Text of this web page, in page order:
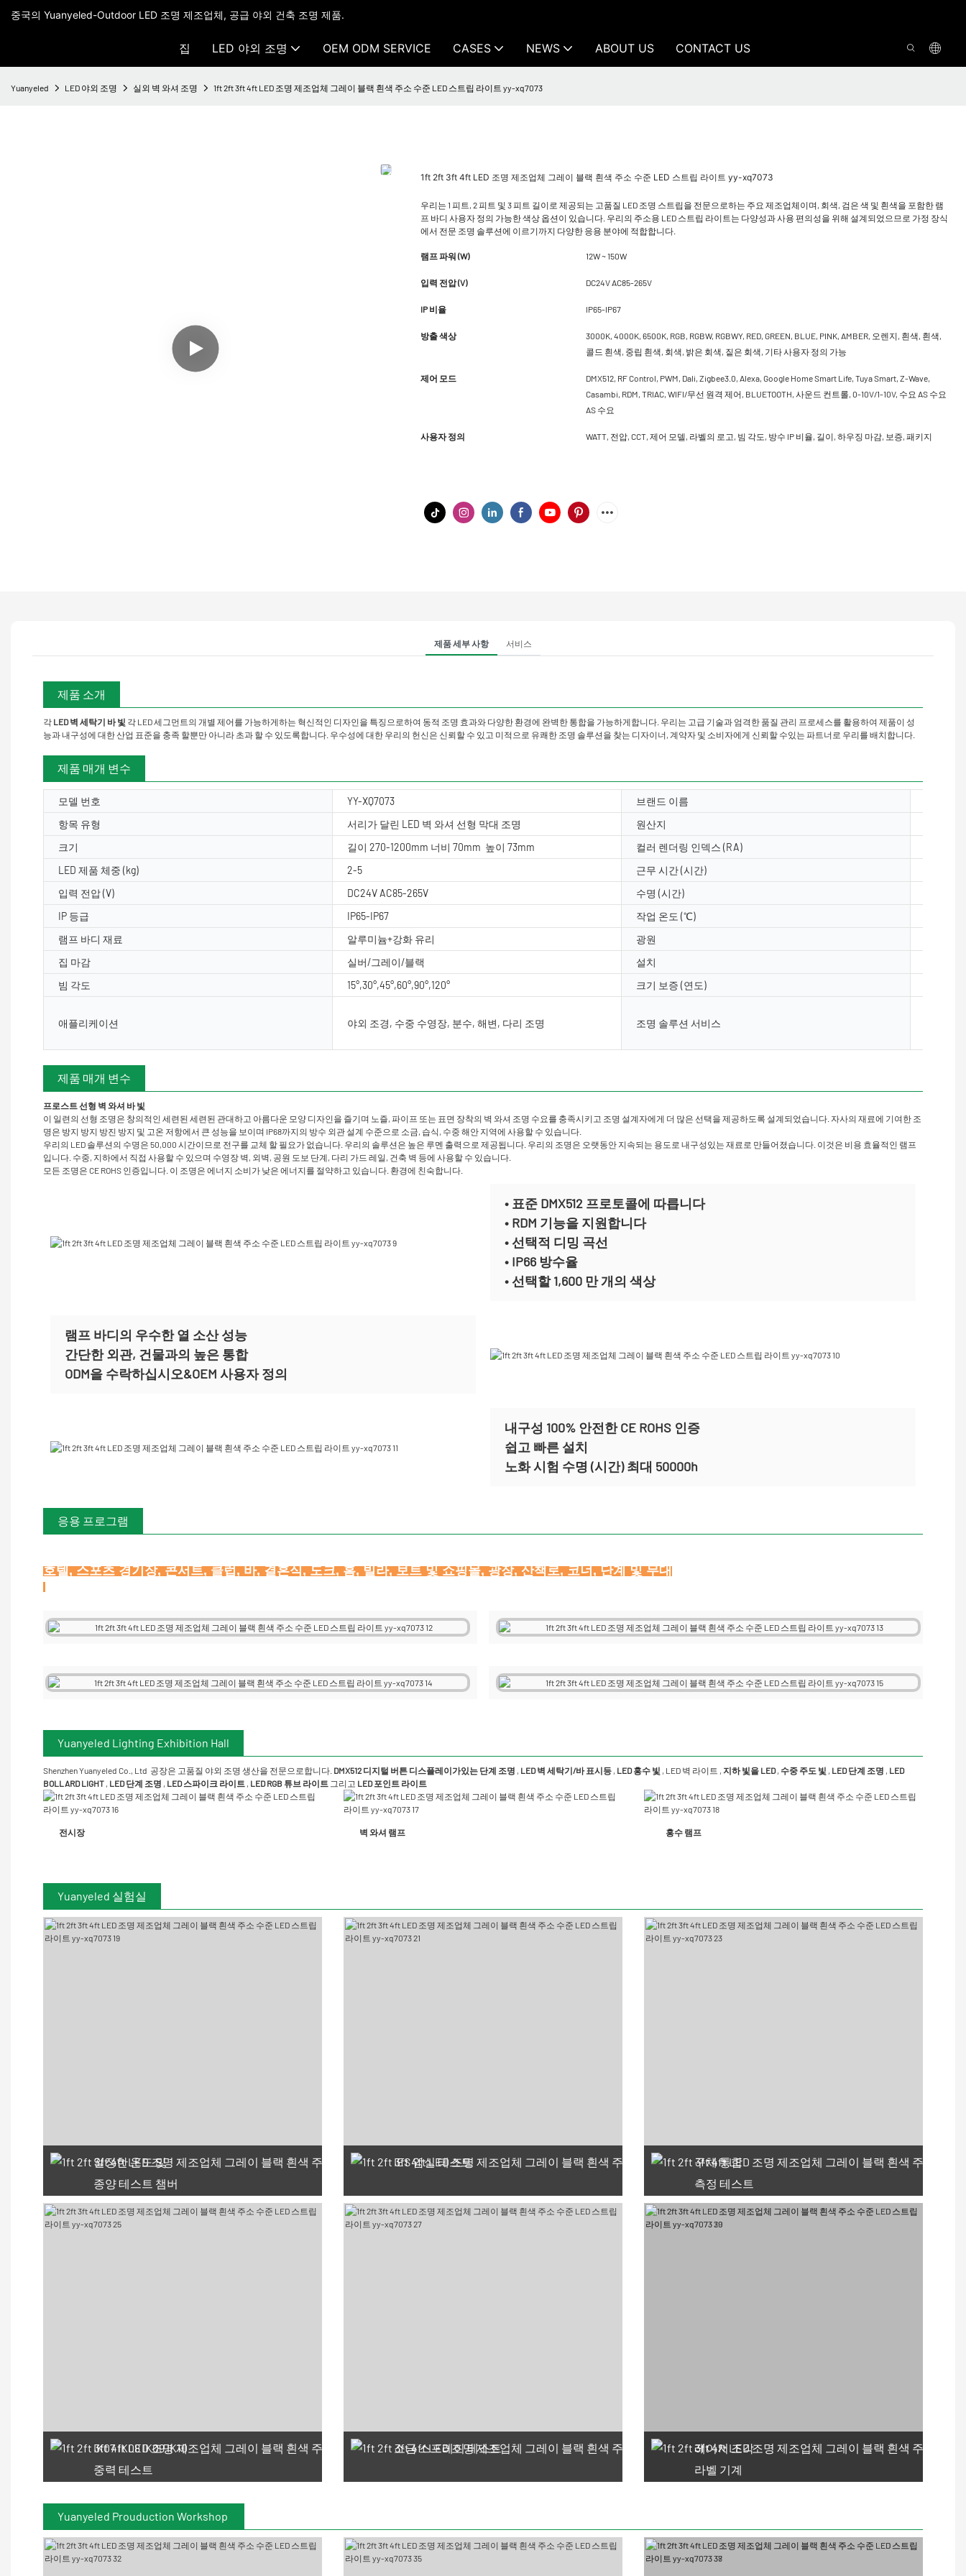
중국의 Yuanyeled-Outdoor LED 조명 제조업체, 공급 야외 건축 조명 제품.
집 LED 야외 조명 OEM ODM SERVICE CASES NEWS ABOUT US CONTACT US
Yuanyeled LED 야외 조명 실외 벽 와셔 조명 1ft 2ft 3ft 4ft LED 조명 제조업체 그레이 블랙 흰색 주소 수준 LED 스트립 라이트 yy-xq7073
1ft 2ft 3ft 4ft LED 조명 제조업체 그레이 블랙 흰색 주소 수준 LED 스트립 라이트 yy-xq7073
우리는 1 피트, 2 피트 및 3 피트 길이로 제공되는 고품질 LED 조명 스트립을 전문으로하는 주요 제조업체이며, 회색, 검은 색 및 흰색을 포함한 램
프 바디 사용자 정의 가능한 색상 옵션이 있습니다. 우리의 주소용 LED 스트립 라이트는 다양성과 사용 편의성을 위해 설계되었으므로 가정 장식
에서 전문 조명 솔루션에 이르기까지 다양한 응용 분야에 적합합니다.
램프 파워 (W) 12W ~ 150W
입력 전압 (V) DC24V AC85-265V
IP 비율 IP65-IP67
방출 색상
3000K, 4000K, 6500K, RGB, RGBW, RGBWY, RED, GREEN, BLUE, PINK, AMBER, 오렌지, 흰색, 흰색,
콜드 흰색, 중립 흰색, 회색, 밝은 회색, 짙은 회색, 기타 사용자 정의 가능
제어 모드
DMX512, RF Control, PWM, Dali, Zigbee3.0, Alexa, Google Home Smart Life, Tuya Smart, Z-Wave,
Casambi, RDM, TRIAC, WIFI/무선 원격 제어, BLUETOOTH, 사운드 컨트롤, 0-10V/1-10V, 수요 AS 수요
AS 수요
사용자 정의 WATT, 전압, CCT, 제어 모델, 라벨의 로고, 빔 각도, 방수 IP 비율, 길이, 하우징 마감, 보증, 패키지
제품 세부 사항 서비스
제품 소개
각 LED 벽 세탁기 바 빛 각 LED 세그먼트의 개별 제어를 가능하게하는 혁신적인 디자인을 특징으로하여 동적 조명 효과와 다양한 환경에 완벽한 통합을 가능하게합니다. 우리는 고급 기술과 엄격한 품질 관리 프로세스를 활용하여 제품이 성
능과 내구성에 대한 산업 표준을 충족 할뿐만 아니라 초과 할 수 있도록합니다. 우수성에 대한 우리의 헌신은 신뢰할 수 있고 미적으로 유쾌한 조명 솔루션을 찾는 디자이너, 계약자 및 소비자에게 신뢰할 수있는 파트너로 우리를 배치합니다.
제품 매개 변수
모델 번호 YY-XQ7073 브랜드 이름
항목 유형
서리가 달린 LED 벽 와셔 선형 막대 조명 원산지
크기
길이 270-1200mm 너비 70mm 높이 73mm 컬러 렌더링 인덱스 (RA)
LED 제품 체중 (kg)
2-5 근무 시간 (시간)
입력 전압 (V)
DC24V AC85-265V 수명 (시간)
IP 등급
IP65-IP67 작업 온도 (℃)
램프 바디 재료
알루미늄+강화 유리 광원
집 마감
실버/그레이/블랙 설치
빔 각도
15°,30°,45°,60°,90°,120° 크기 보증 (연도)
애플리케이션 야외 조경, 수중 수영장, 분수, 해변, 다리 조명 조명 솔루션 서비스
제품 매개 변수
프로스트 선형 벽 와셔 바 빛
이 일련의 선형 조명은 창의적인 세련된 세련된 관대하고 아름다운 모양 디자인을 즐기며 노즐, 파이프 또는 표면 장착의 벽 와셔 조명 수요를 충족시키고 조명 설계자에게 더 많은 선택을 제공하도록 설계되었습니다. 자사의 재료에 기여한 조
명은 방지 방지 방진 방지 및 고온 저항에서 큰 성능을 보이며 IP68까지의 방수 외관 설계 수준으로 소금, 습식, 수중 해안 지역에 사용할 수 있습니다.
우리의 LED 솔루션의 수명은 50,000 시간이므로 전구를 교체 할 필요가 없습니다. 우리의 솔루션은 높은 루멘 출력으로 제공됩니다. 우리의 조명은 오랫동안 지속되는 용도로 내구성있는 재료로 만들어졌습니다. 이것은 비용 효율적인 램프
입니다. 수중, 지하에서 직접 사용할 수 있으며 수영장 벽, 외벽, 공원 도보 단계, 다리 가드 레일, 건축 벽 등에 사용할 수 있습니다.
모든 조명은 CE ROHS 인증입니다. 이 조명은 에너지 소비가 낮은 에너지를 절약하고 있습니다. 환경에 친숙합니다.
• 표준 DMX512 프로토콜에 따릅니다
• RDM 기능을 지원합니다
• 선택적 디밍 곡선
• IP66 방수율
• 선택할 1,600 만 개의 색상
램프 바디의 우수한 열 소산 성능
간단한 외관, 건물과의 높은 통합
ODM을 수락하십시오&OEM 사용자 정의
내구성 100% 안전한 CE ROHS 인증
쉽고 빠른 설치
노화 시험 수명 (시간) 최대 50000h
응용 프로그램
Yuanyeled Lighting Exhibition Hall
Shenzhen Yuanyeled Co., Ltd 공장은 고품질 야외 조명 생산을 전문으로합니다. DMX512 디지털 버튼 디스플레이가있는 단계 조명 LED 벽 세탁기/바 표시등 LED 홍수 빛 LED 벽 라이트 지하 빛을 LED 수중 주도 빛 LED 단계 조명
LED
BOLLARD LIGHT LED 단계 조명 LED 스파이크 라이트 LED RGB 튜브 라이트 그리고 LED 포인트 라이트
전시장 벽 와셔 램프 홍수 램프
Yuanyeled 실험실
일정한 온도 및
종양 테스트 챔버
IES 암실 테스트
구체 통합
측정 테스트
66 사용 가능한 쿠폰
IK07 IK08 IK09 IK10
중력 테스트
소금 스프레이 테스트
레이저 조각
라벨 기계
Yuanyeled Prouduction Workshop